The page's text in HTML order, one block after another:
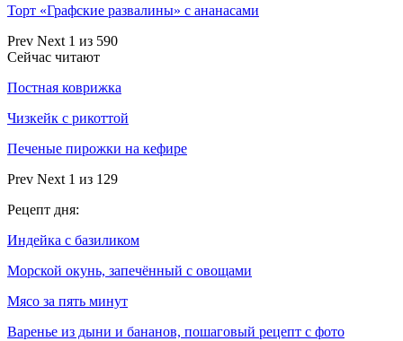
Торт «Графские развалины» с ананасами
Prev Next 1 из 590
Сейчас читают
Постная коврижка
Чизкейк с рикоттой
Печеные пирожки на кефире
Prev Next 1 из 129
Рецепт дня:
Индейка с базиликом
Морской окунь, запечённый с овощами
Мясо за пять минут
Варенье из дыни и бананов, пошаговый рецепт с фото